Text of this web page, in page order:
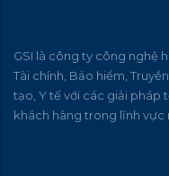
GSI là công ty công nghệ
Tài chính, Bảo hiểm,
tạo, Y tế với các giải pháp
khách hàng trong lĩnh vực